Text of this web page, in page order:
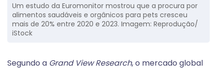
Um estudo da Euromonitor mostrou que a procura por
alimentos saudáveis e orgânicos para pets cresceu
mais de 20% entre 2020 e 2023. Imagem: Reprodução/
iStock
Segundo a Grand View Research, o mercado global